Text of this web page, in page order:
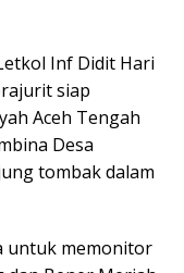
Inf Didit Hari
siap
Aceh Tengah
Desa
tombak dalam
untuk memonitor